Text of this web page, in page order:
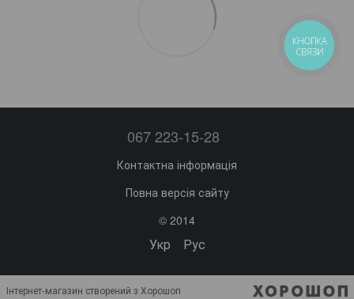
067 223-15-28
Контактна інформація
Повна версія сайту
© 2014
Укр Рус
Інтернет-магазин створений з Хорошоп
КНОПКА
СВЯЗИ